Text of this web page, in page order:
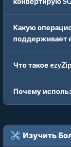
Какую
поддерживает
Что такое
Почему
Изучить